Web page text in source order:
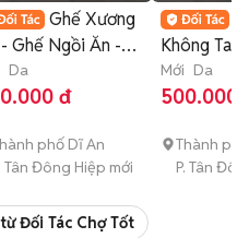
Ghế Xương
Ghế Ngồi Ăn -
Cấp Nhập
Da
đ
phố Dĩ An
Tân Đông Hiệp mới
Không Tay
Ngồi Ăn -
Mới Da
500.000
Thành
P. Tân
Đối Tác Chợ Tốt